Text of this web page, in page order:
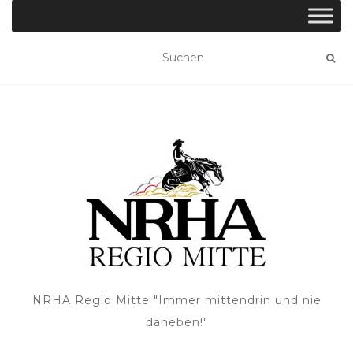
NRHA Regio Mitte "Immer mittendrin und nie
daneben!"